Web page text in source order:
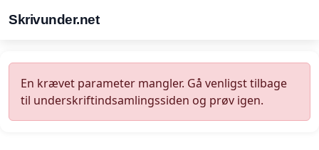
Skrivunder.net
En krævet parameter mangler. Gå venligst tilbage
til underskriftindsamlingssiden og prøv igen.